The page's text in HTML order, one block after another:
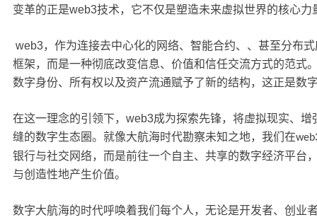
变革的正是web3技术，它不仅是塑造未来虚拟世界的核心
web3，作为连接去中心化的网络、智能合约、、甚至分布
框架，而是一种彻底改变信息、价值和信任交流方式的范式
数字身份、所有权以及资产流通赋予了新的结构，这正是数
在这一理念的引领下， web3成为探索先锋，将虚拟现实、
缝的数字生态圈。就像大航海时代勘察未知之地，我们在
银行与社交网络，而是前往一个自主、共享的数字经济平台
与创造性地产生价值。
数字大航海的时代呼唤着我们每个人，无论是开发者、创业